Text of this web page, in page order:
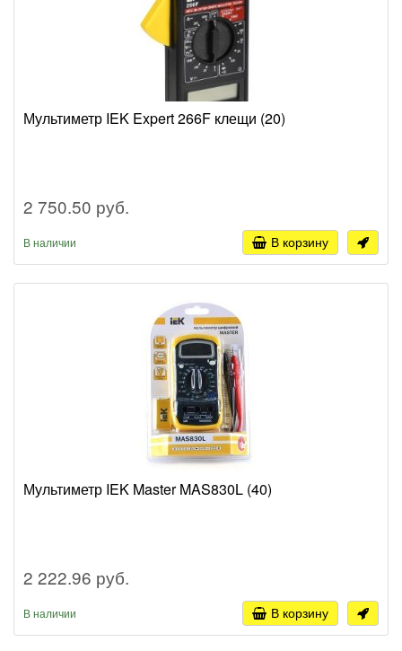
Мультиметр IEK Expert 266F клещи (20)
2 750.50 руб.
В наличии В корзину
Мультиметр IEK Master MAS830L (40)
2 222.96 руб.
В наличии В корзину